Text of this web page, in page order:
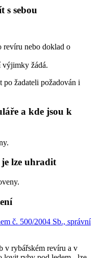
s sebou
revíru nebo doklad o
výjimky žádá.
žadateli požadován i
a kde jsou k
lze uhradit
č. 500/2004 Sb., správní
v rybářském revíru a v